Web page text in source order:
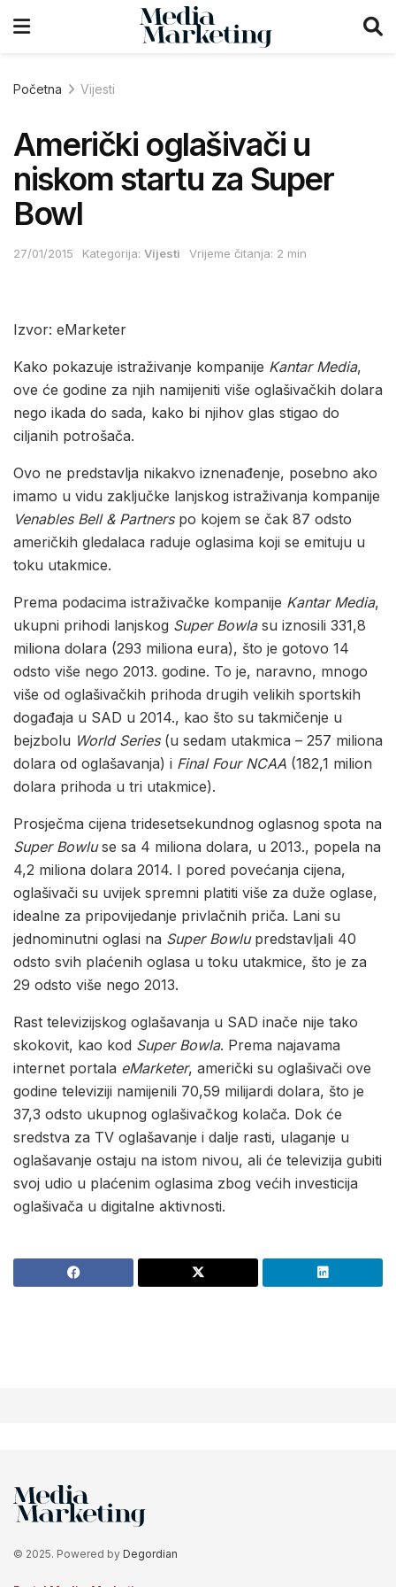
Početna Vijesti
Američki oglašivači u
niskom startu za Super
Bowl
27/01/2015 Kategorija: Vijesti Vrijeme čitanja: 2 min
Izvor: eMarketer
Kako pokazuje istraživanje kompanije Kantar Media,
ove će godine za njih namijeniti više oglašivačkih dolara
nego ikada do sada, kako bi njihov glas stigao do
ciljanih potrošača.
Ovo ne predstavlja nikakvo iznenađenje, posebno ako
imamo u vidu zaključke lanjskog istraživanja kompanije
Venables Bell & Partnerspo kojem se čak 87 odsto
američkih gledalaca raduje oglasima koji se emituju u
toku utakmice.
Prema podacima istraživačke kompanije Kantar Media,
ukupni prihodi lanjskog Super Bowlasu iznosili 331,8
miliona dolara (293 miliona eura), što je gotovo 14
odsto više nego 2013. godine. To je, naravno, mnogo
više od oglašivačkih prihoda drugih velikih sportskih
događaja u SAD u 2014., kao što su takmičenje u
bejzbolu World Series(u sedam utakmica – 257 miliona
dolara od oglašavanja) i Final Four NCAA (182,1 milion
dolara prihoda u tri utakmice).
Prosječma cijena tridesetsekundnog oglasnog spota na
Super Bowluse sa 4 miliona dolara, u 2013., popela na
4,2 miliona dolara 2014. I pored povećanja cijena,
oglašivači su uvijek spremni platiti više za duže oglase,
idealne za pripovijedanje privlačnih priča. Lani su
jednominutni oglasi na Super Bowlupredstavljali 40
odsto svih plaćenih oglasa u toku utakmice, što je za
29 odsto više nego 2013.
Rast televizijskog oglašavanja u SAD inače nije tako
skokovit, kao kod Super Bowla. Prema najavama
internet portala eMarketer, američki su oglašivači ove
godine televiziji namijenili 70,59 milijardi dolara, što je
37,3 odsto ukupnog oglašivačkog kolača. Dok će
sredstva za TV oglašavanje i dalje rasti, ulaganje u
oglašavanje ostaju na istom nivou, ali će televizija gubiti
svoj udio u plaćenim oglasima zbog većih investicija
oglašivača u digitalne aktivnosti.
© 2025. Powered by Degordian